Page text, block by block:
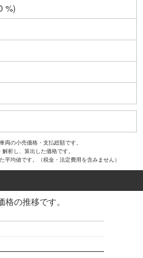
%)
の小売価格・支払総額です。
析し、算出した価格です。
均値です。（税金・法定費用を含みません）
の推移です。